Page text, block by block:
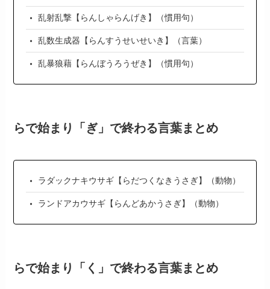
乱射乱撃【らんしゃらんげき】（慣用句）
乱数生成器【らんすうせいせいき】（言葉）
乱暴狼藉【らんぼうろうぜき】（慣用句）
らで始まり「ぎ」で終わる言葉まとめ
ラダックナキウサギ【らだつくなきうさぎ】（動物）
ランドアカウサギ【らんどあかうさぎ】（動物）
らで始まり「く」で終わる言葉まとめ